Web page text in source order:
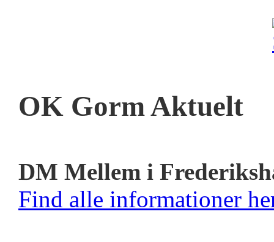
OK Gorm Aktuelt
DM Mellem i
Find alle informationer